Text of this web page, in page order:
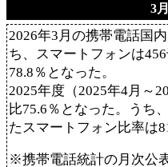
3
2026年3月の携帯電話国
ち、スマートフォンは
78.8％となった。
2025年度（2025年4月～
比75.6％となった。うち
たスマートフォン比率は
※携帯電話統計の月次公